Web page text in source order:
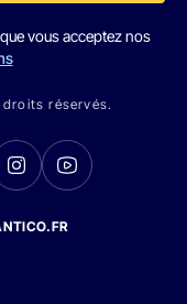
vous acceptez nos
réservés.